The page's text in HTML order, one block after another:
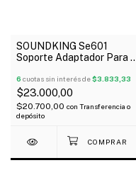
SOUNDKING Se601
Soporte Adaptador Para 2
6 cuotas sin interés de$3.833,33
$23.000,00
$20.700,00 con Transferencia o
depósito